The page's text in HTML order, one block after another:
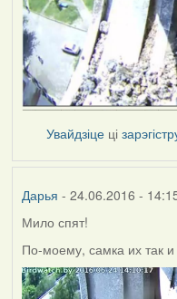
Увайдзіце ці
Дарья - 24.06.2016 -
Мило спят!
По-моему, самка их так